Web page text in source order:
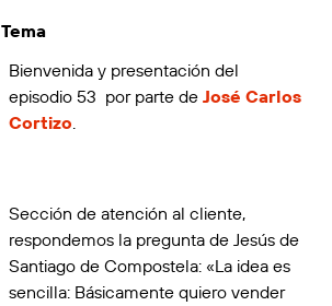
Tema
Bienvenida y presentación del
episodio 53 por parte de José Carlos
Cortizo.
Sección de atención al cliente,
respondemos la pregunta de Jesús de
Santiago de Compostela: «La idea es
sencilla: Básicamente quiero vender